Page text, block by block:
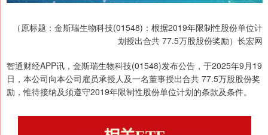
（原标题：金斯瑞生物科技(01548)：根据2019年限制性股份单位计
划授出合共 77.5万股股份奖励）长宏网
智通财经APP讯，金斯瑞生物科技(01548)发布公告，于2025年9月19
日，本公司向本公司雇员承授人及一名董事授出合共 77.5万股股份奖
励，惟待接纳及须遵守2019年限制性股份单位计划的条款及条件。